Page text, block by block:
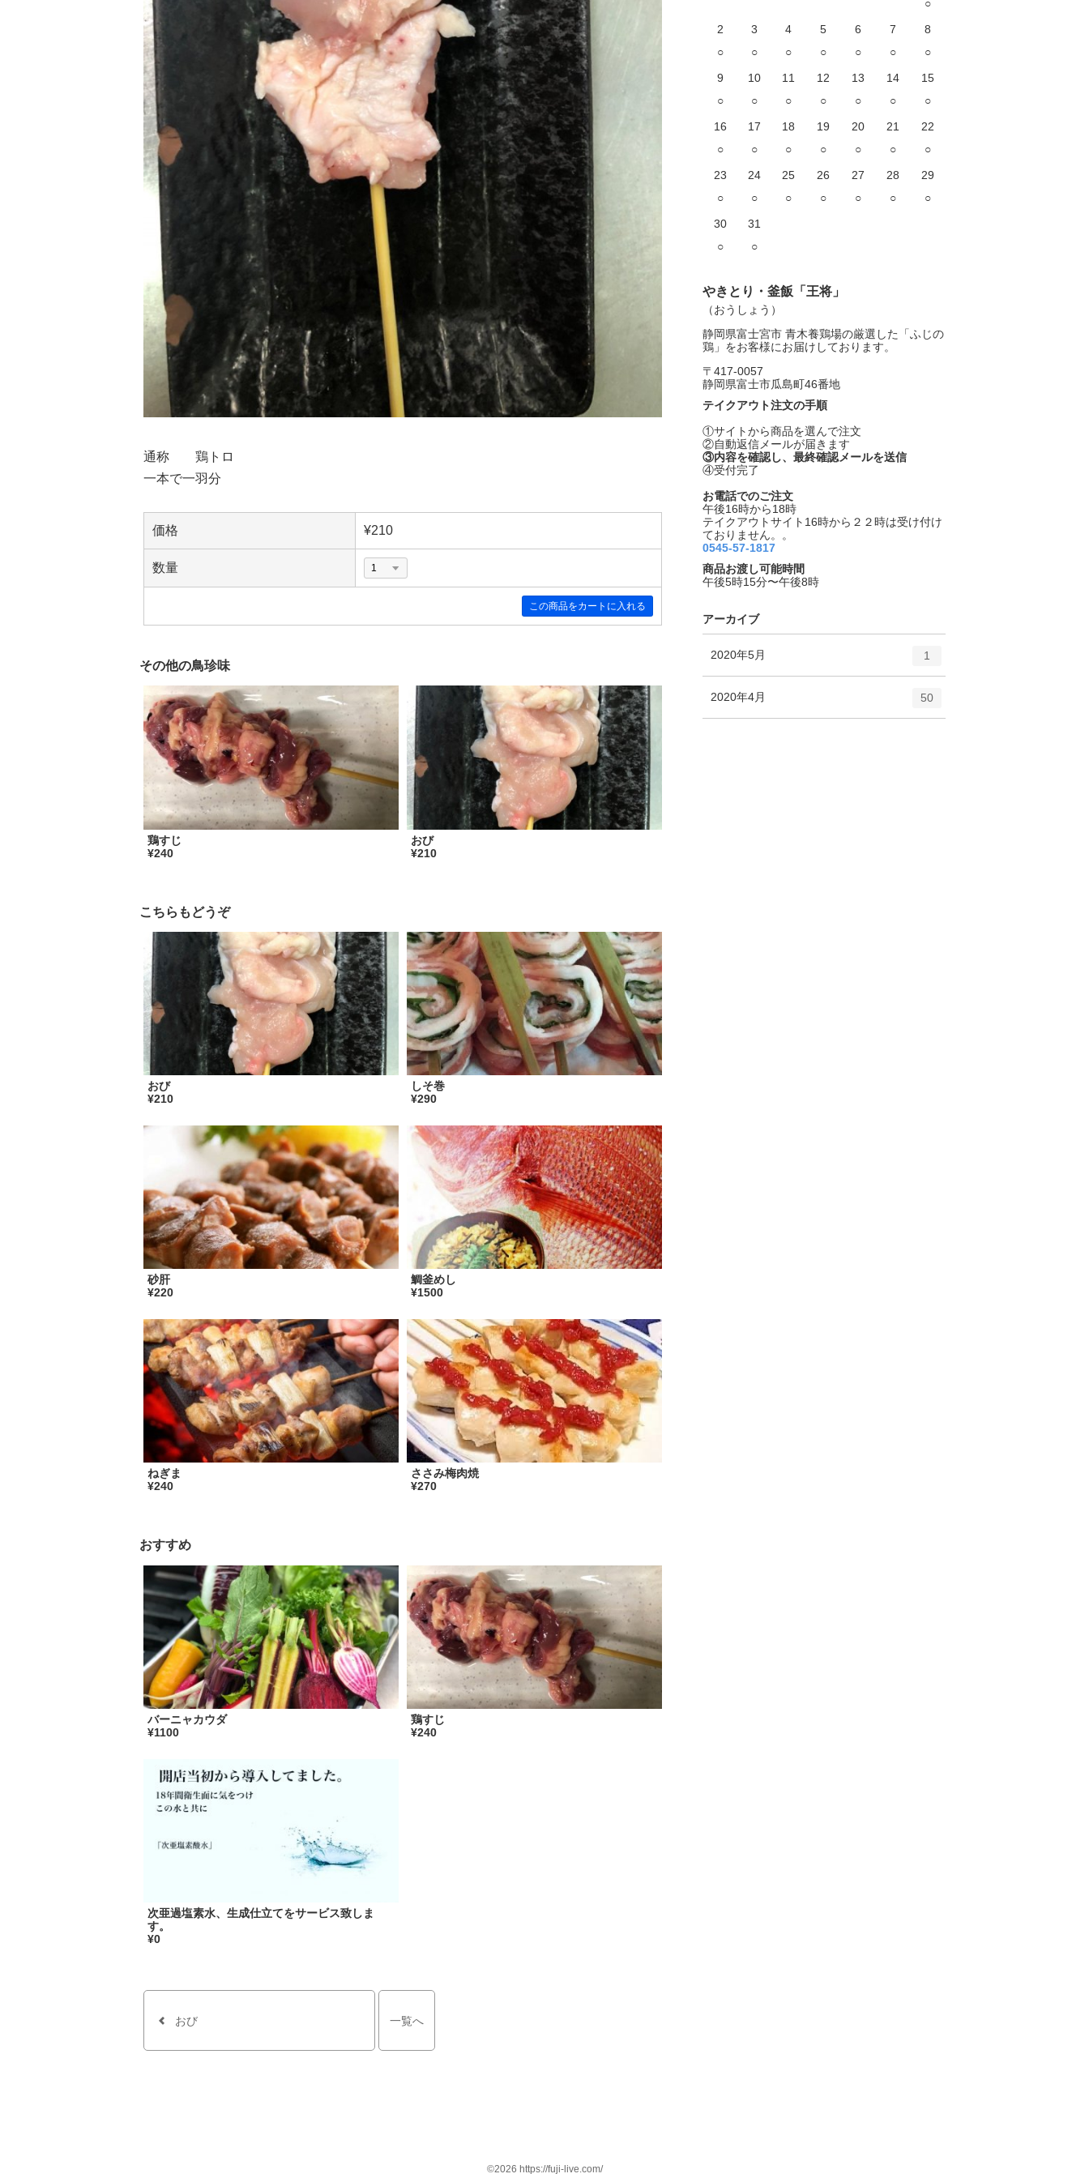
通称 鶏トロ
一本で一羽分
価格 ¥210
数量
その他の鳥珍味
鶏すじ
¥240
おび
¥210
こちらもどうぞ
おび
¥210
しそ巻
¥290
砂肝
¥220
鯛釜めし
¥1500
ねぎま
¥240
ささみ梅肉焼
¥270
おすすめ
バーニャカウダ
¥1100
鶏すじ
¥240
次亜過塩素水、生成仕立てをサービス致しま
す。
¥0
おび 一覧へ
○
2
○
3
○
4
○
5
○
6
○
7
○
8
○
9
○
10
○
11
○
12
○
13
○
14
○
15
○
16
○
17
○
18
○
19
○
20
○
21
○
22
○
23
○
24
○
25
○
26
○
27
○
28
○
29
○
30
○
31
○
やきとり・釜飯「王将」
（おうしょう）
静岡県富士宮市 青木養鶏場の厳選した「ふじの
鶏」をお客様にお届けしております。
〒417-0057
静岡県富士市瓜島町46番地
テイクアウト注文の手順
①サイトから商品を選んで注文
②自動返信メールが届きます
③内容を確認し、最終確認メールを送信
④受付完了
お電話でのご注文
午後16時から18時
テイクアウトサイト16時から２２時は受け付け
ておりません。。
0545-57-1817
商品お渡し可能時間
午後5時15分〜午後8時
アーカイブ
2020年5月
ー
1
2020年4月 50
©2026 https://fuji-live.com/